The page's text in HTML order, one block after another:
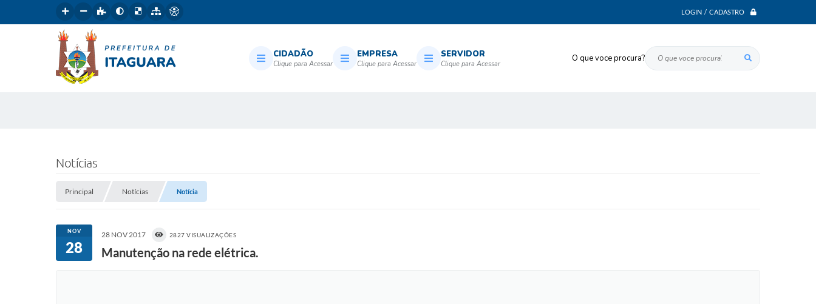
LOGIN / CADASTRO
O que voce procura?
CIDADÃO EMPRESA SERVIDOR
Notícias
Principal Notícias Notícia
NOV
28
28 NOV 2017 2827 VISUALIZAÇÕES
Manutenção na rede elétrica.